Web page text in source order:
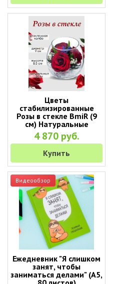
Цветы
стабилизированные
Розы в стекле BmiR (9
см) Натуральные
стабилизированные
цветы в вакууме
4 870 руб.
Купить
Видеообзор
Ежедневник "Я слишком
занят, чтобы
заниматься делами" (А5,